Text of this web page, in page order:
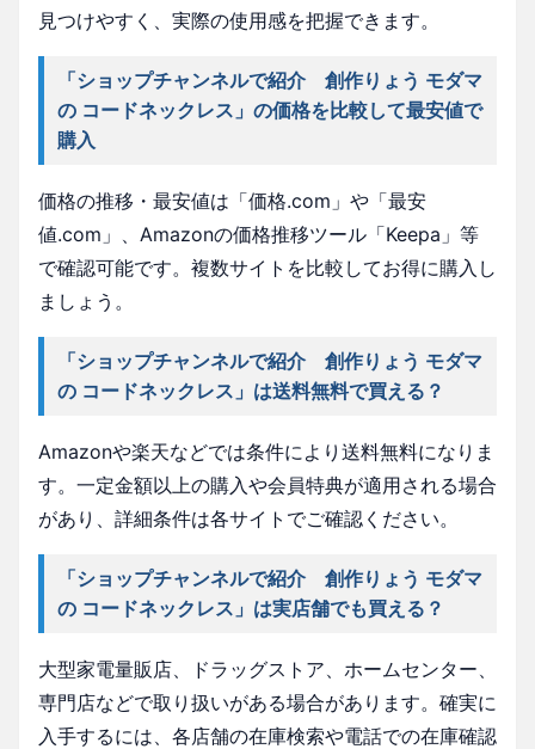
見つけやすく、実際の使用感を把握できます。
「ショップチャンネルで紹介 創作りょう モダマ
の コードネックレス」の価格を比較して最安値で
購入
価格の推移・最安値は「価格.com」や「最安
値.com」、Amazonの価格推移ツール「Keepa」等
で確認可能です。複数サイトを比較してお得に購入し
ましょう。
「ショップチャンネルで紹介 創作りょう モダマ
の コードネックレス」は送料無料で買える？
Amazonや楽天などでは条件により送料無料になりま
す。一定金額以上の購入や会員特典が適用される場合
があり、詳細条件は各サイトでご確認ください。
「ショップチャンネルで紹介 創作りょう モダマ
の コードネックレス」は実店舗でも買える？
大型家電量販店、ドラッグストア、ホームセンター、
専門店などで取り扱いがある場合があります。確実に
入手するには、各店舗の在庫検索や電話での在庫確認